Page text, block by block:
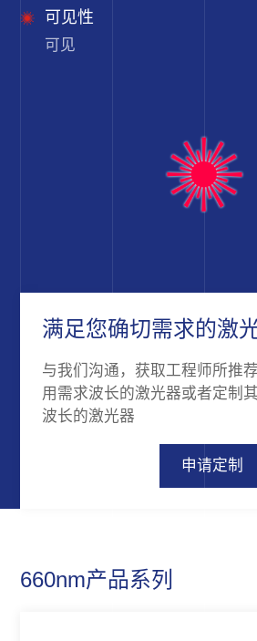
可见性
可见
满足您确切需求的激
与我们沟通，获取工程师所推
用需求波长的激光器或者定制
波长的激光器
申请定制
660nm产品系列